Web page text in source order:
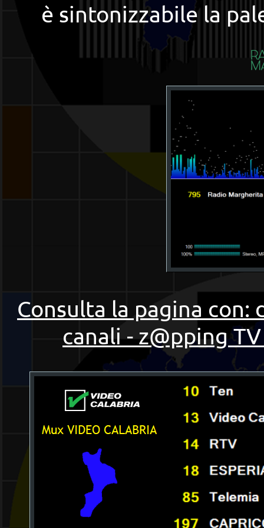
è sintonizzabile la
Consulta la pagina
canali - z@pping